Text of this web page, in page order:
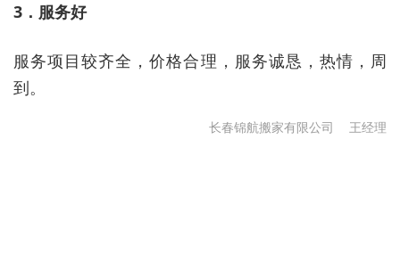
3．服务好
服务项目较齐全，价格合理，服务诚恳，热情，周
到。
长春锦航搬家有限公司 王经理